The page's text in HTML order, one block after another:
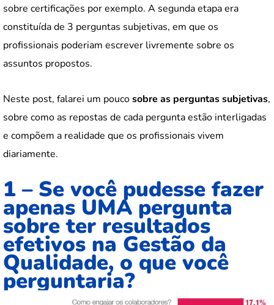
sobre certificações por exemplo. A segunda etapa era
constituída de 3 perguntas subjetivas, em que os
profissionais poderiam escrever livremente sobre os
assuntos propostos.
Neste post, falarei um poucosobre as perguntas subjetivas,
sobre como as repostas de cada pergunta estão interligadas
e compõem a realidade que os profissionais vivem
diariamente.
1 – Se você pudesse fazer
apenas UMA pergunta
sobre ter resultados
efetivos na Gestão da
Qualidade, o que você
perguntaria?